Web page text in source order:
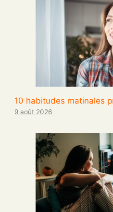
10 habitudes matinales
9 août 2026